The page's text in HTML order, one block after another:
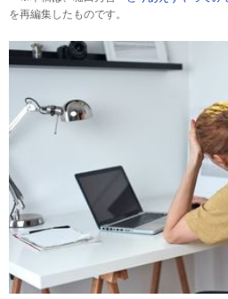
を再編集したものです。